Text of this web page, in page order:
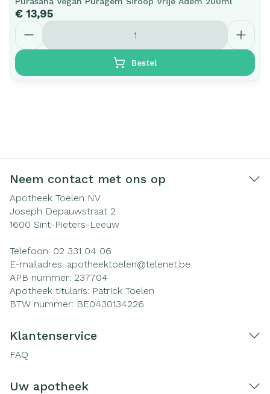
€ 13,95
Aantal
Bestel
Neem contact met ons op
Apotheek Toelen NV
Joseph Depauwstraat 2
1600 Sint-Pieters-Leeuw
Telefoon: 02 331 04 06
E-mailadres: apotheektoelen@telenet.be
APB nummer: 237704
Apotheek titularis: Patrick Toelen
BTW nummer: BE0430134226
Klantenservice
FAQ
Uw apotheek